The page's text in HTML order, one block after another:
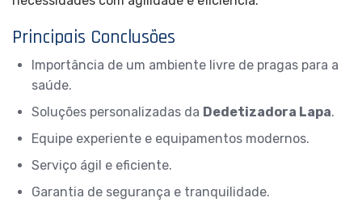
Principais Conclusões
Importância de um ambiente livre de pragas para a
saúde.
Soluções personalizadas da Dedetizadora Lapa.
Equipe experiente e equipamentos modernos.
Serviço ágil e eficiente.
Garantia de segurança e tranquilidade.